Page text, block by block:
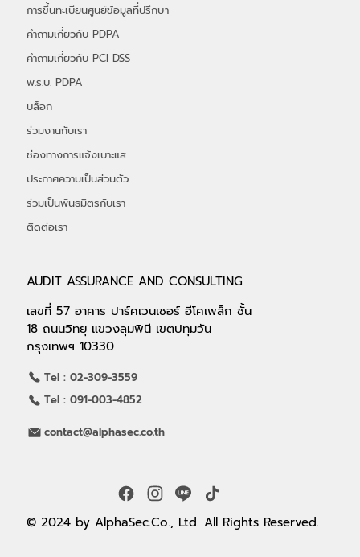
AUDIT ASSURANCE AND CONSULTING
เลขที่ 57 อาคาร ปาร์คเวนเชอร์ อีโคเพล็ก ชั้น
18 ถนนวิทยุ แขวงลุมพินี เขตปทุมวัน
กรุงเทพฯ 10330
contact@alphasec.co.th
Tel : 02-309-3559
Tel : 091-003-4852
การขึ้นทะเบียนศูนย์ข้อมูลที่ปรึกษา
คำถามเกี่ยวกับ PDPA
คำถามเกี่ยวกับ PCI DSS
พ.ร.บ. PDPA
บล็อก
ร่วมงานกับเรา
ช่องทางการแจ้งเบาะแส
ประกาศความเป็นส่วนตัว
ร่วมเป็นพันธมิตรกับเรา
ติดต่อเรา
© 2024 by AlphaSec.Co., Ltd. All Rights Reserved.